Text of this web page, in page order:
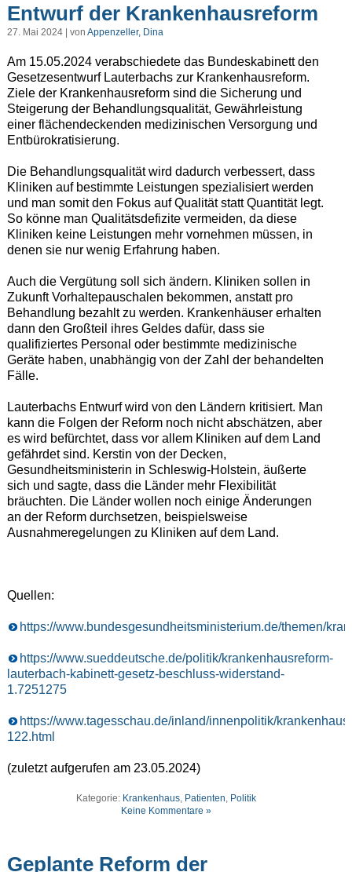
Entwurf der Krankenhausreform
27. Mai 2024 | von Appenzeller, Dina
Am 15.05.2024 verabschiedete das Bundeskabinett den
Gesetzesentwurf Lauterbachs zur Krankenhausreform.
Ziele der Krankenhausreform sind die Sicherung und
Steigerung der Behandlungsqualität, Gewährleistung
einer flächendeckenden medizinischen Versorgung und
Entbürokratisierung.
Die Behandlungsqualität wird dadurch verbessert, dass
Kliniken auf bestimmte Leistungen spezialisiert werden
und man somit den Fokus auf Qualität statt Quantität legt.
So könne man Qualitätsdefizite vermeiden, da diese
Kliniken keine Leistungen mehr vornehmen müssen, in
denen sie nur wenig Erfahrung haben.
Auch die Vergütung soll sich ändern. Kliniken sollen in
Zukunft Vorhaltepauschalen bekommen, anstatt pro
Behandlung bezahlt zu werden. Krankenhäuser erhalten
dann den Großteil ihres Geldes dafür, dass sie
qualifiziertes Personal oder bestimmte medizinische
Geräte haben, unabhängig von der Zahl der behandelten
Fälle.
Lauterbachs Entwurf wird von den Ländern kritisiert. Man
kann die Folgen der Reform noch nicht abschätzen, aber
es wird befürchtet, dass vor allem Kliniken auf dem Land
gefährdet sind. Kerstin von der Decken,
Gesundheitsministerin in Schleswig-Holstein, äußerte
sich und sagte, dass die Länder mehr Flexibilität
bräuchten. Die Länder wollen noch einige Änderungen
an der Reform durchsetzen, beispielsweise
Ausnahmeregelungen zu Kliniken auf dem Land.
Quellen:
https://www.bundesgesundheitsministerium.de/themen/
https://www.sueddeutsche.de/politik/krankenhausreform-
lauterbach-kabinett-gesetz-beschluss-widerstand-
1.7251275
https://www.tagesschau.de/inland/innenpolitik/
122.html
(zuletzt aufgerufen am 23.05.2024)
Kategorie: Krankenhaus, Patienten, Politik
Keine Kommentare »
Geplante Reform der